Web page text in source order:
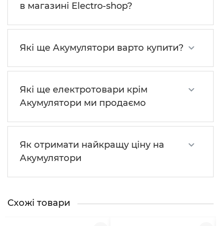
в магазині Electro-shop?
Які ще Акумулятори варто купити?
Які ще електротовари крім
Акумулятори ми продаємо
Як отримати найкращу ціну на
Акумулятори
Схожі товари